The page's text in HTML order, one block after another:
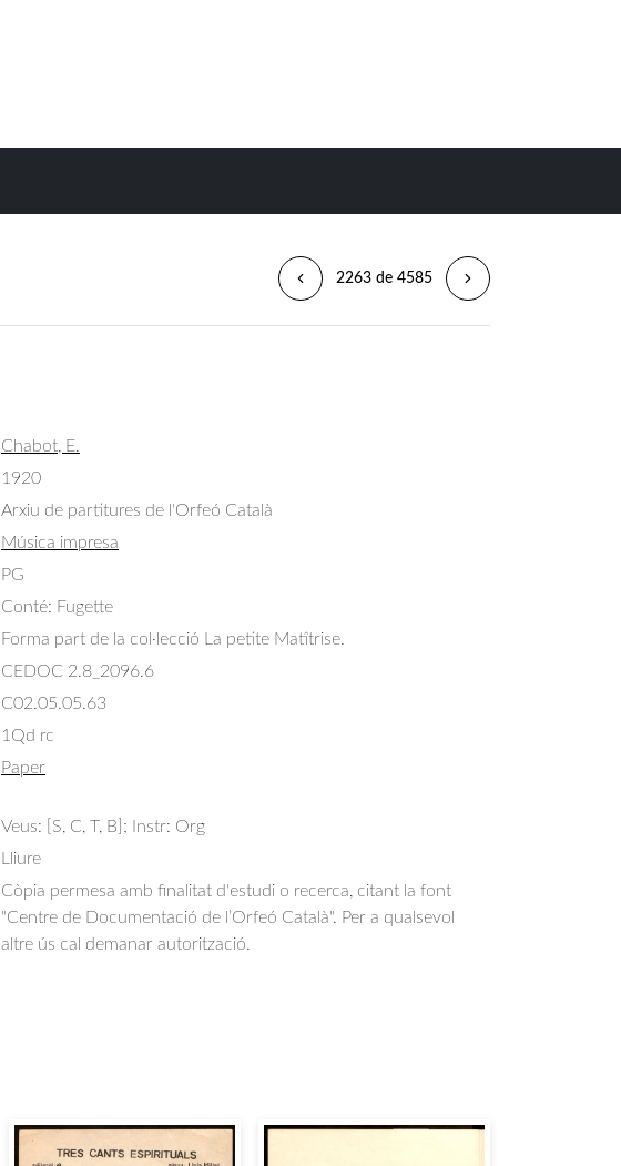
2263 de 4585
Chabot, E.
1920
Arxiu de partitures de l'Orfeó Català
Música impresa
PG
Conté: Fugette
Forma part de la col·lecció La petite Matîtrise.
CEDOC 2.8_2096.6
C02.05.05.63
1Qd rc
Paper
Veus: [S, C, T, B]; Instr: Org
Lliure
Còpia permesa amb finalitat d'estudi o recerca, citant la font
"Centre de Documentació de l’Orfeó Català". Per a qualsevol
altre ús cal demanar autorització.